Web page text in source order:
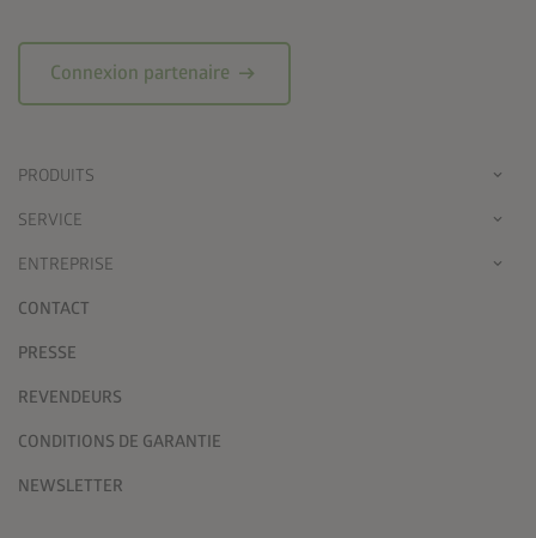
Connexion partenaire arrow_right_alt
PRODUITS
SERVICE
ENTREPRISE
CONTACT
PRESSE
REVENDEURS
CONDITIONS DE GARANTIE
NEWSLETTER